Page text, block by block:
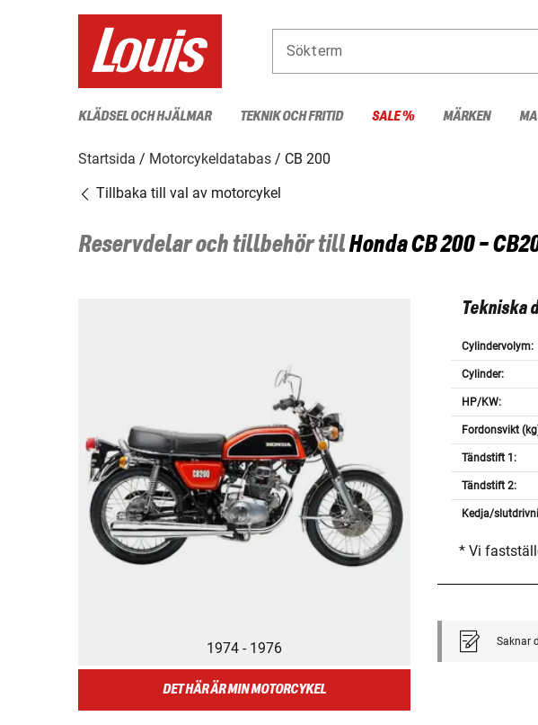
Sökterm
KLÄDSEL OCH HJÄLMAR TEKNIK OCH FRITID SALE % MÄRKEN
Startsida Motorcykeldatabas
CB 200
Tillbaka till val av motorcykel
Reservdelar och tillbehör tillHondaCB 200 -
1974 - 1976
DET HÄR ÄR MIN MOTORCYKEL
Tekniska
Cylindervolym:
Cylinder:
HP/KW:
Fordonsvikt
Tändstift 1:
Tändstift 2:
Kedja/
* Vi
Saknar